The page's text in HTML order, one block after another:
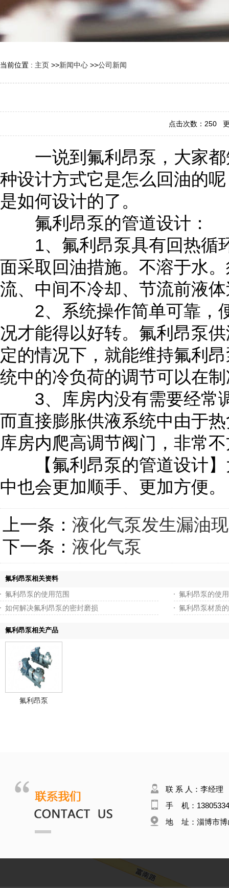
当前位置 : 主页 >>新闻中心 >>公司新闻
点击次数： 250
一说到氟利昂泵，大家都
种设计方式它是怎么回油的
是如何设计的了。
氟利昂泵的管道设计：
1、氟利昂泵具有回热循环
面采取回油措施。不溶于水
流、中间不冷却、节流前液
2、系统操作简单可靠，便
况才能得以好转。氟利昂泵
定的情况下，就能维持氟利
统中的冷负荷的调节可以在
3、库房内没有需要经常调
而直接膨胀供液系统中由于
库房内爬高调节阀门，非常
【氟利昂泵的管道设计】
中也会更加顺手、更加方便。
上一条： 液化气泵发生漏油
下一条： 液化气泵
氟利昂泵相关资料
氟利昂泵的使用范围
氟利昂泵的使
如何解决氟利昂泵的密封磨损
氟利昂泵材质
氟利昂泵相关产品
氟利昂泵
联 系 人：李经理
手 机：
地 址：淄博市博